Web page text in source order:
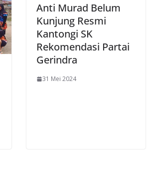
Anti Murad Belum
Kunjung Resmi
Kantongi SK
Rekomendasi Partai
Gerindra
31 Mei 2024